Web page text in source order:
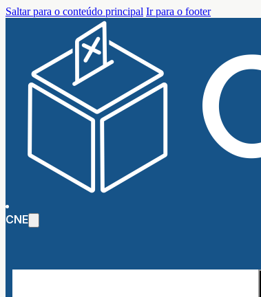
Saltar para o conteúdo principal Ir para o footer
CNE